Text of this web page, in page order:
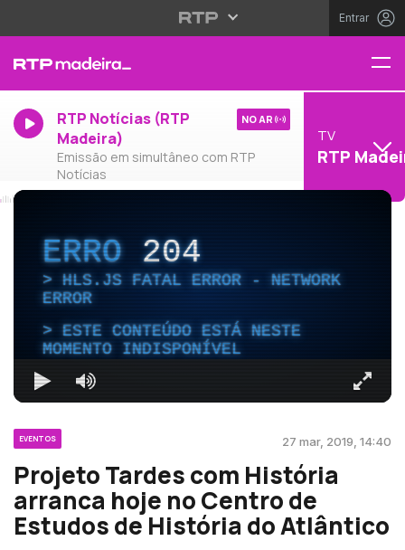
Entrar
RTP Notícias (RTP
Madeira)
Emissão em simultâneo com RTP
Notícias
NO AR
TV
RTP
ERRO204
HLS.JS FATAL ERROR - NETWORK
ERROR
ESTE CONTEÚDO ESTÁ NESTE
MOMENTO INDISPONÍVEL
EVENTOS 27 mar, 2019, 14:40
Projeto Tardes com História
arranca hoje no Centro de
Estudos de História do Atlântico